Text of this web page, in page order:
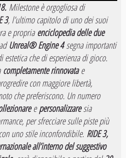
Milestone è orgogliosa di
3, l’ultimo capitolo di uno dei suoi
e propriaenciclopedia delle due
Unreal® Engine 4segna importanti
che di esperienza di gioco.
completamente rinnovatae
con maggiore libertà,
che preferiscono. Un numero
epersonalizzaresia
per sfrecciare sulle piste più
uno stile inconfondibile. RIDE 3,
all’interno del suggestivo